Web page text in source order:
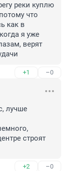
реки куплю
что
как в
я уже
верят
+1 –0
лучше
строят
+2 –0